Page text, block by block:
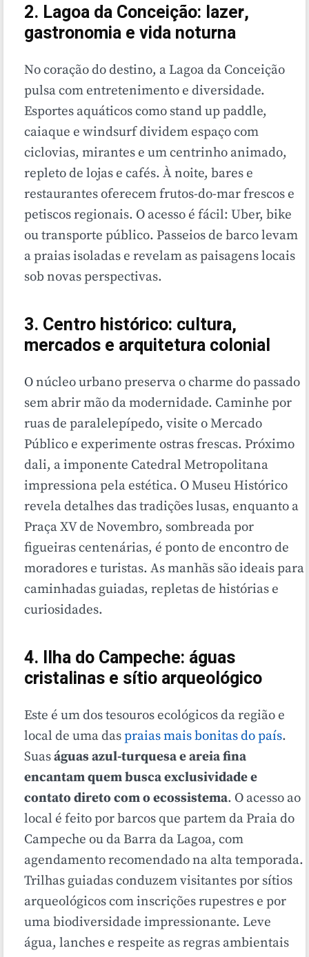
2. Lagoa da Conceição: lazer,
gastronomia e vida noturna
No coração do destino, a Lagoa da Conceição
pulsa com entretenimento e diversidade.
Esportes aquáticos como stand up paddle,
caiaque e windsurf dividem espaço com
ciclovias, mirantes e um centrinho animado,
repleto de lojas e cafés. À noite, bares e
restaurantes oferecem frutos-do-mar frescos e
petiscos regionais. O acesso é fácil: Uber, bike
ou transporte público. Passeios de barco levam
a praias isoladas e revelam as paisagens locais
sob novas perspectivas.
3. Centro histórico: cultura,
mercados e arquitetura colonial
O núcleo urbano preserva o charme do passado
sem abrir mão da modernidade. Caminhe por
ruas de paralelepípedo, visite o Mercado
Público e experimente ostras frescas. Próximo
dali, a imponente Catedral Metropolitana
impressiona pela estética. O Museu Histórico
revela detalhes das tradições lusas, enquanto a
Praça XV de Novembro, sombreada por
figueiras centenárias, é ponto de encontro de
moradores e turistas. As manhãs são ideais para
caminhadas guiadas, repletas de histórias e
curiosidades.
4. Ilha do Campeche: águas
cristalinas e sítio arqueológico
Este é um dos tesouros ecológicos da região e
local de uma daspraias mais bonitas do país.
Suaságuas azul-turquesa e areia fina
encantam quem busca exclusividade e
contato direto com o ecossistema. O acesso ao
local é feito por barcos que partem da Praia do
Campeche ou da Barra da Lagoa, com
agendamento recomendado na alta temporada.
Trilhas guiadas conduzem visitantes por sítios
arqueológicos com inscrições rupestres e por
uma biodiversidade impressionante. Leve
água, lanches e respeite as regras ambientais